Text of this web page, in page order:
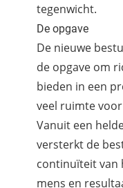
tegenwicht.
De opgave
De nieuwe
de opgave om
bieden in een
veel ruimte
Vanuit een
versterkt de
continuïteit van
mens en